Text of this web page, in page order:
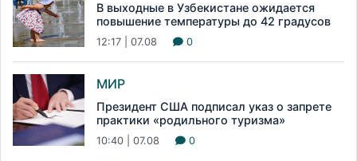
В выходные в Узбекистане ожидается
повышение температуры до 42 градусов
12:17 | 07.08 0
МИР
Президент США подписал указ о запрете
практики «родильного туризма»
10:40 | 07.08 0